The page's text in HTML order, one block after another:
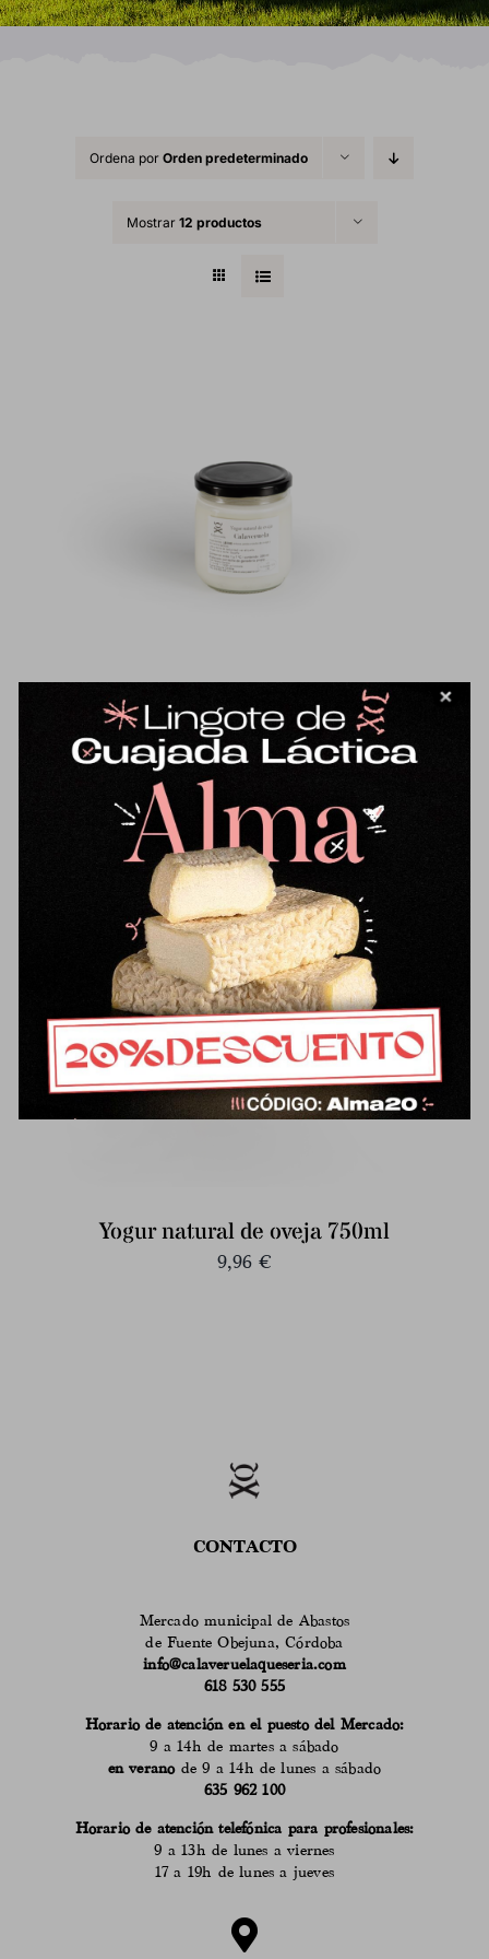
Ordena por Orden predeterminado
Mostrar 12 productos
Yogur natural de oveja 330ml
6,95 €
Yogur natural de oveja 750ml
9,96 €
CONTACTO
Mercado municipal de Abastos
de Fuente Obejuna, Córdoba
info@calaveruelaqueseria.com
618 530 555
Horario de atención en el puesto del Mercado:
9 a 14h de martes a sábado
en veranode 9 a 14h de lunes a sábado
635 962 100
Horario de atención telefónica para profesionales:
9 a 13h de lunes a viernes
17 a 19h de lunes a jueves